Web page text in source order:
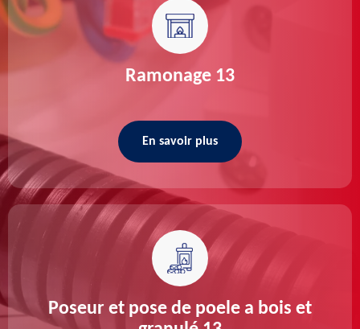
Ramonage 13
En savoir plus
Poseur et pose de poele a bois et